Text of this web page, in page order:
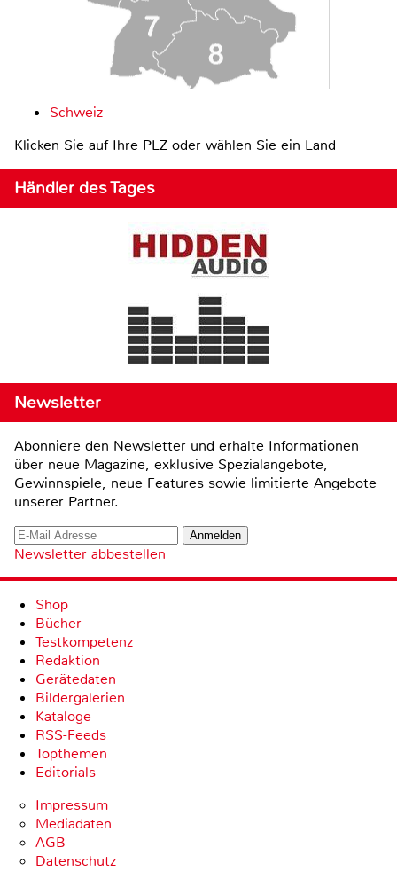
Schweiz
Klicken Sie auf Ihre PLZ oder wählen Sie ein Land
Händler des Tages
Newsletter
Abonniere den Newsletter und erhalte Informationen
über neue Magazine, exklusive Spezialangebote,
Gewinnspiele, neue Features sowie limitierte Angebote
unserer Partner.
Newsletter abbestellen
Shop
Bücher
Testkompetenz
Redaktion
Gerätedaten
Bildergalerien
Kataloge
RSS-Feeds
Topthemen
Editorials
Impressum
Mediadaten
AGB
Datenschutz